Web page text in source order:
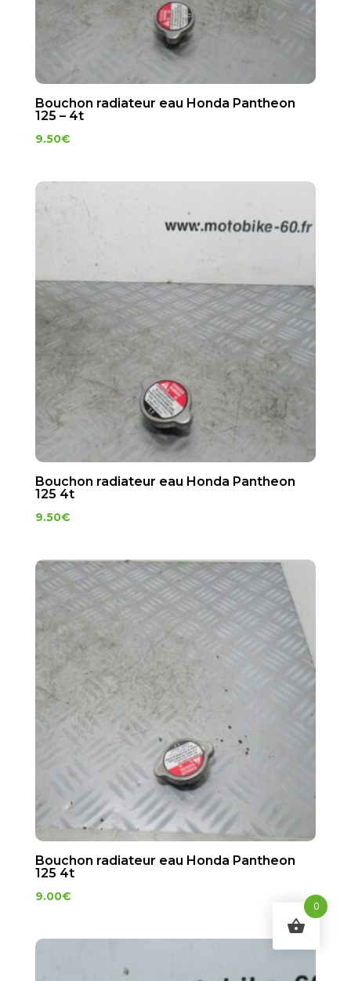
Bouchon radiateur eau Honda Pantheon
125 – 4t
9.50€
Bouchon radiateur eau Honda Pantheon
125 4t
9.50€
Bouchon radiateur eau Honda Pantheon
125 4t
9.00€
0